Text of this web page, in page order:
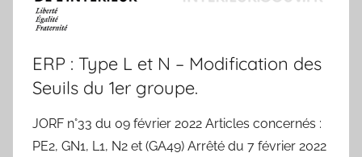
ERP : Type L et N – Modification des
Seuils du 1er groupe.
JORF n°33 du 09 février 2022 Articles concernés :
PE2, GN1, L1, N2 et (GA49) Arrêté du 7 février 2022